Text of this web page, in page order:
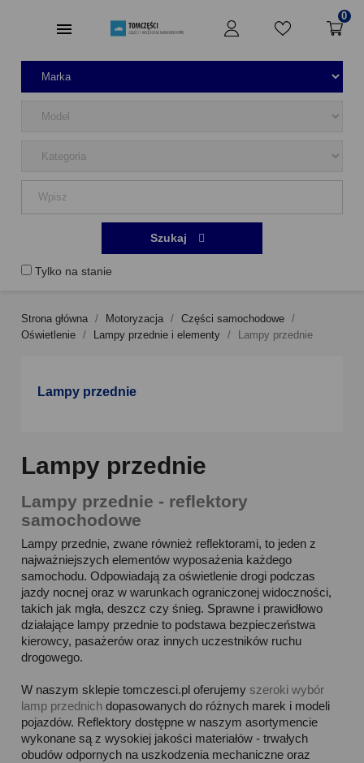
0
Tylko na stanie
Szukaj
Strona główna Motoryzacja
Części samochodowe
Oświetlenie
Lampy przednie i elementy Lampy przednie
Lampy przednie
Lampy przednie
Lampy przednie - reflektory
samochodowe
Lampy przednie, zwane również reflektorami, to jeden z
najważniejszych elementów wyposażenia każdego
samochodu. Odpowiadają za oświetlenie drogi podczas
jazdy nocnej oraz w warunkach ograniczonej widoczności,
takich jak mgła, deszcz czy śnieg. Sprawne i prawidłowo
działające lampy przednie to podstawa bezpieczeństwa
kierowcy, pasażerów oraz innych uczestników ruchu
drogowego.
W naszym sklepie tomczesci.pl oferujemyszeroki wybór
lamp przednich dopasowanych do różnych marek i modeli
pojazdów. Reflektory dostępne w naszym asortymencie
wykonane są z wysokiej jakości materiałów - trwałych
obudów odpornych na uszkodzenia mechaniczne oraz